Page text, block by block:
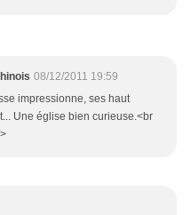
08/12/2011 19:59
impressionne, ses haut
Une église bien curieuse.<br